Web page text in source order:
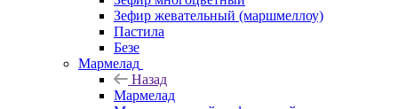
Зефир жевательный (маршмеллоу)
Пастила
Безе
Мармелад
Назад
Мармелад